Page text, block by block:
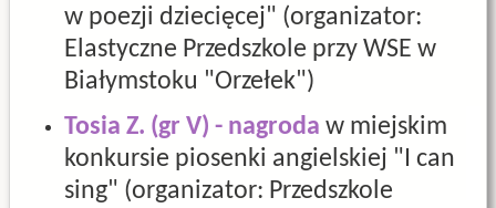
w poezji dziecięcej" (organizator:
Elastyczne Przedszkole przy WSE w
Białymstoku "Orzełek")
Tosia Z. (gr V) - nagroda w miejskim
konkursie piosenki angielskiej "I can
sing" (organizator: Przedszkole